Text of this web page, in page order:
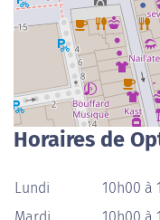
Horaires de
Lundi
10h00 à